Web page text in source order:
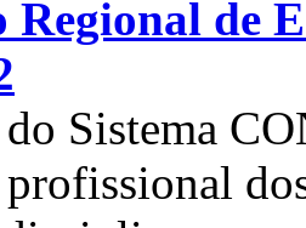
Regional de
do Sistema